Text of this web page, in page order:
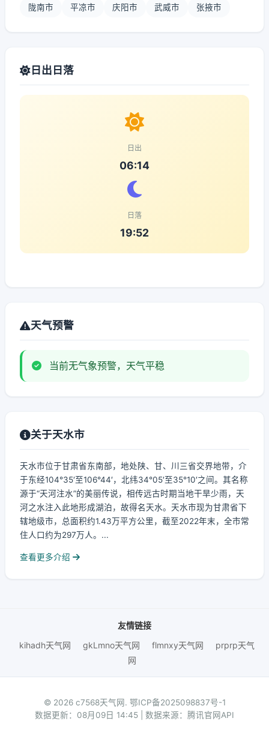
陇南市 平凉市 庆阳市 武威市 张掖市
日出日落
日出
06:14
日落
19:52
天气预警
当前无气象预警，天气平稳
关于天水市
天水市位于甘肃省东南部，地处陕、甘、川三省交界地带，介
于东经104°35′至106°44′，北纬34°05′至35°10′之间。其名称
源于“天河注水”的美丽传说，相传远古时期当地干旱少雨，天
河之水注入此地形成湖泊，故得名天水。天水市现为甘肃省下
辖地级市，总面积约1.43万平方公里，截至2022年末，全市常
住人口约为297万人。...
查看更多介绍
友情链接
kihadh天气网
gkLmno天气网 flmnxy天气网
prprp天气
网
© 2026 c7568天气网. 鄂ICP备2025098837号-1
数据更新：08月09日 14:45 | 数据来源：腾讯官网API